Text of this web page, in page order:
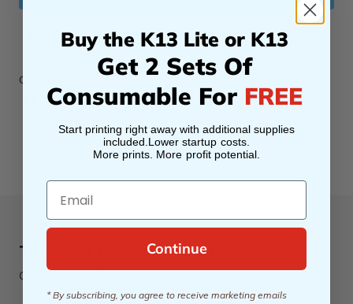
Enjoy fast, secure checkout with
Comparte:
También te puede gustar
Combina tu estilo con estos productos
Buy the K13 Lite or K13
Get 2 Sets Of
Consumable For FREE
Start printing right away with additional supplies
included.Lower startup costs.
More prints. More profit potential.
Email
Continue
* By subscribing, you agree to receive marketing emails